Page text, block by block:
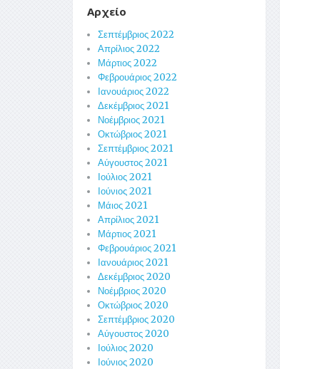
Αρχείο
Σεπτέμβριος 2022
Απρίλιος 2022
Μάρτιος 2022
Φεβρουάριος 2022
Ιανουάριος 2022
Δεκέμβριος 2021
Νοέμβριος 2021
Οκτώβριος 2021
Σεπτέμβριος 2021
Αύγουστος 2021
Ιούλιος 2021
Ιούνιος 2021
Μάιος 2021
Απρίλιος 2021
Μάρτιος 2021
Φεβρουάριος 2021
Ιανουάριος 2021
Δεκέμβριος 2020
Νοέμβριος 2020
Οκτώβριος 2020
Σεπτέμβριος 2020
Αύγουστος 2020
Ιούλιος 2020
Ιούνιος 2020